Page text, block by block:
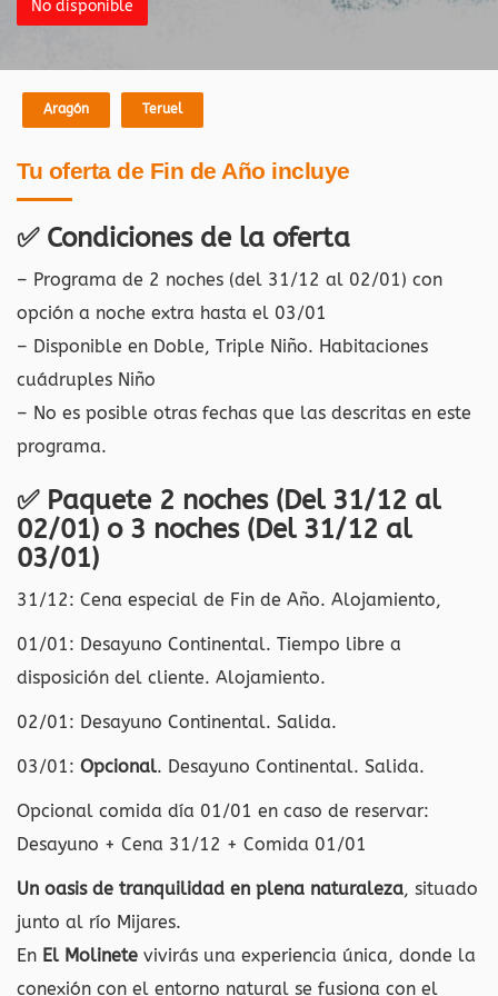
No disponible
Aragón Teruel
Tu oferta de Fin de Año incluye
✅ Condiciones de la oferta
– Programa de 2 noches (del 31/12 al 02/01) con
opción a noche extra hasta el 03/01
– Disponible en Doble, Triple Niño. Habitaciones
cuádruples Niño
– No es posible otras fechas que las descritas en este
programa.
✅ Paquete 2 noches (Del 31/12 al
02/01) o 3 noches (Del 31/12 al
03/01)
31/12: Cena especial de Fin de Año. Alojamiento,
01/01: Desayuno Continental. Tiempo libre a
disposición del cliente. Alojamiento.
02/01: Desayuno Continental. Salida.
03/01: Opcional. Desayuno Continental. Salida.
Opcional comida día 01/01 en caso de reservar:
Desayuno + Cena 31/12 + Comida 01/01
Un oasis de tranquilidad en plena naturaleza, situado
junto al río Mijares.
En El Molinete vivirás una experiencia única, donde la
conexión con el entorno natural se fusiona con el